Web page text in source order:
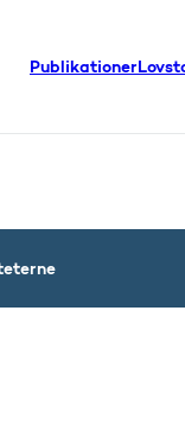
Publikationer